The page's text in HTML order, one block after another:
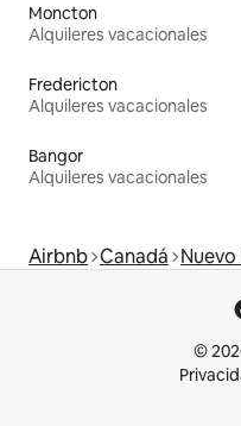
Moncton
Alquileres vacacionales
Fredericton
Alquileres vacacionales
Bangor
Alquileres vacacionales
Airbnb Canadá
©